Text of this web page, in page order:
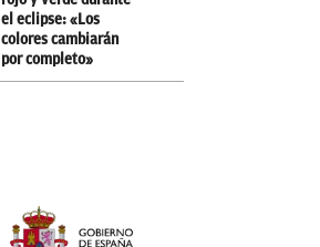
el eclipse: «Los
colores cambiarán
por completo»